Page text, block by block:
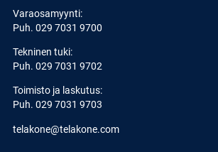
Varaosamyynti:
Puh. 029 7031 9700
Tekninen tuki:
Puh. 029 7031 9702
Toimisto ja laskutus:
Puh. 029 7031 9703
telakone@telakone.com